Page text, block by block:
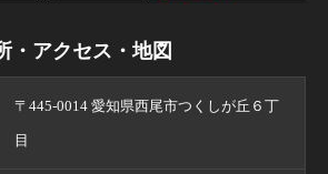
・アクセス・地図
〒445-0014 愛知県西尾市つくしが丘６丁
目